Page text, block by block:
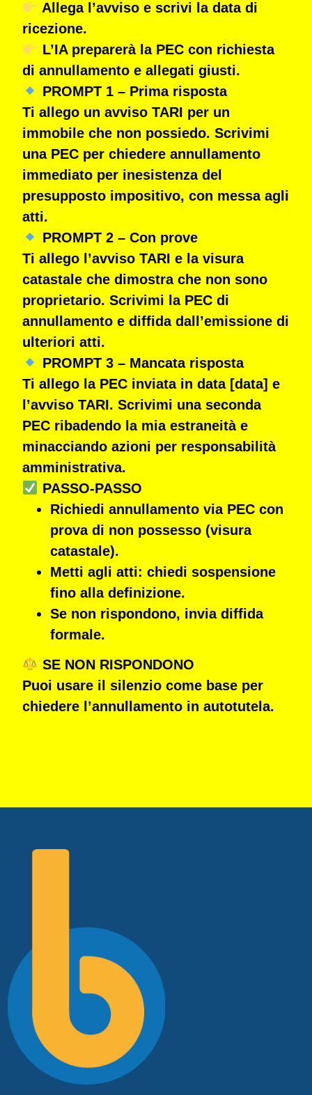
Allega l’avviso e scrivi la data di
ricezione.
L’IA preparerà la PEC con richiesta
di annullamento e allegati giusti.
PROMPT 1 – Prima risposta
Ti allego un avviso TARI per un
immobile che non possiedo. Scrivimi
una PEC per chiedere annullamento
immediato per inesistenza del
presupposto impositivo, con messa agli
atti.
PROMPT 2 – Con prove
Ti allego l’avviso TARI e la visura
catastale che dimostra che non sono
proprietario. Scrivimi la PEC di
annullamento e diffida dall’emissione di
ulteriori atti.
PROMPT 3 – Mancata risposta
Ti allego la PEC inviata in data [data] e
l’avviso TARI. Scrivimi una seconda
PEC ribadendo la mia estraneità e
minacciando azioni per responsabilità
amministrativa.
PASSO-PASSO
Richiedi annullamento via PEC con
prova di non possesso (visura
catastale).
Metti agli atti: chiedi sospensione
fino alla definizione.
Se non rispondono, invia diffida
formale.
SE NON RISPONDONO
Puoi usare il silenzio come base per
chiedere l’annullamento in autotutela.